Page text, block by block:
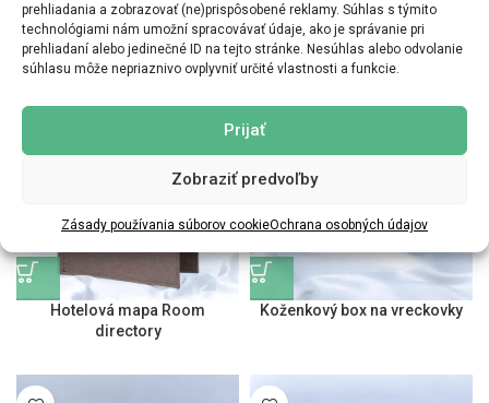
prehliadania a zobrazovať (ne)prispôsobené reklamy. Súhlas s týmito
technológiami nám umožní spracovávať údaje, ako je správanie pri
prehliadaní alebo jedinečné ID na tejto stránke. Nesúhlas alebo odvolanie
súhlasu môže nepriaznivo ovplyvniť určité vlastnosti a funkcie.
Prijať
Zobraziť predvoľby
Zásady používania súborov cookieOchrana osobných údajov
Zobraziť menu
Hotelová mapa Room
directory
Koženkový box na vreckovky